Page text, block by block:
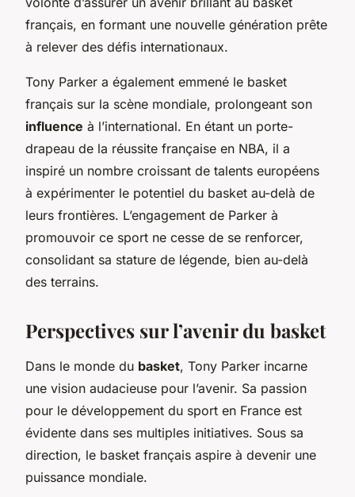
français, en formant une nouvelle génération prête
à relever des défis internationaux.
Tony Parker a également emmené le basket
français sur la scène mondiale, prolongeant son
influence à l’international. En étant un porte-
drapeau de la réussite française en NBA, il a
inspiré un nombre croissant de talents européens
à expérimenter le potentiel du basket au-delà de
leurs frontières. L’engagement de Parker à
promouvoir ce sport ne cesse de se renforcer,
consolidant sa stature de légende, bien au-delà
des terrains.
Perspectives sur l’avenir du basket
Dans le monde du basket, Tony Parker incarne
une vision audacieuse pour l’avenir. Sa passion
pour le développement du sport en France est
évidente dans ses multiples initiatives. Sous sa
direction, le basket français aspire à devenir une
puissance mondiale.